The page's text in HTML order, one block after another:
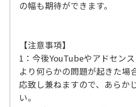
の幅も期待ができます。
【注意事項】
1：今後YouTubeやアドセン
より何らかの問題が起きた場
応致し兼ねますので、あらか
い。